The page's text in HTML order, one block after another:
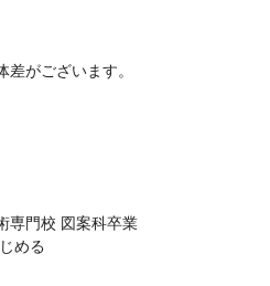
がございます。
門校 図案科卒業
める